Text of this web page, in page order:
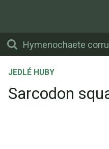
JEDLÉ HUBY
Sarcodon